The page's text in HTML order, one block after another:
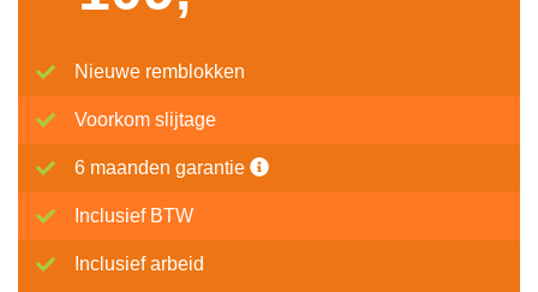
Nieuwe remblokken
Voorkom slijtage
6 maanden garantie
Inclusief BTW
Inclusief arbeid